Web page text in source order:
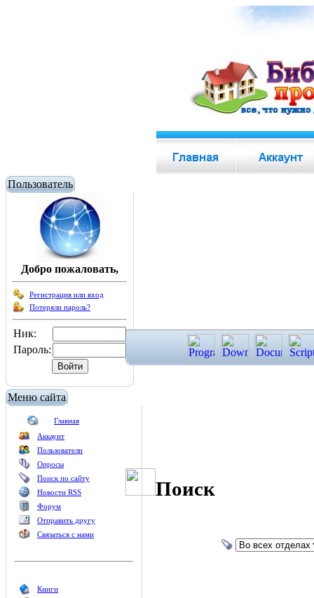
Пользователь
Добро пожаловать,
Регистрация или вход
Потеряли пароль?
Ник:
Пароль:
Меню сайта
Главная
Аккаунт
Пользователи
Опросы
Поиск по сайту
Новости RSS
Форум
Отправить другу
Связаться с нами
Книги
Поиск